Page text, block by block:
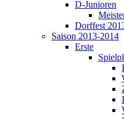
D-Junioren
Dorffest
Saison 2013-2014
Erste